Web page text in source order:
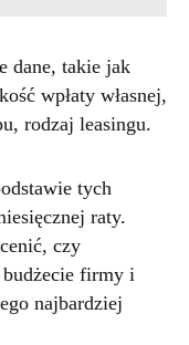
dane, takie jak
wpłaty własnej,
rodzaj leasingu.
tych
raty.
czy
firmy i
najbardziej